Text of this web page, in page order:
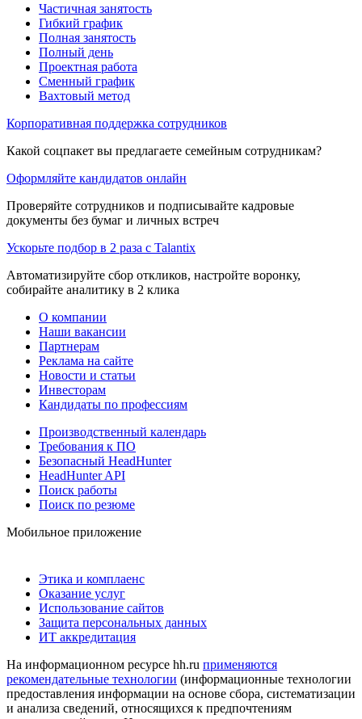
Частичная занятость
Гибкий график
Полная занятость
Полный день
Проектная работа
Сменный график
Вахтовый метод
Корпоративная поддержка сотрудников
Какой соцпакет вы предлагаете семейным сотрудникам?
Оформляйте кандидатов онлайн
Проверяйте сотрудников и подписывайте кадровые
документы без бумаг и личных встреч
Ускорьте подбор в 2 раза с Talantix
Автоматизируйте сбор откликов, настройте воронку,
собирайте аналитику в 2 клика
О компании
Наши вакансии
Партнерам
Реклама на сайте
Новости и статьи
Инвесторам
Кандидаты по профессиям
Производственный календарь
Требования к ПО
Безопасный HeadHunter
HeadHunter API
Поиск работы
Поиск по резюме
Мобильное приложение
Этика и комплаенс
Оказание услуг
Использование сайтов
Защита персональных данных
ИТ аккредитация
На информационном ресурсе hh.ru применяются
рекомендательные технологии (информационные технологии
предоставления информации на основе сбора, систематизации
и анализа сведений, относящихся к предпочтениям